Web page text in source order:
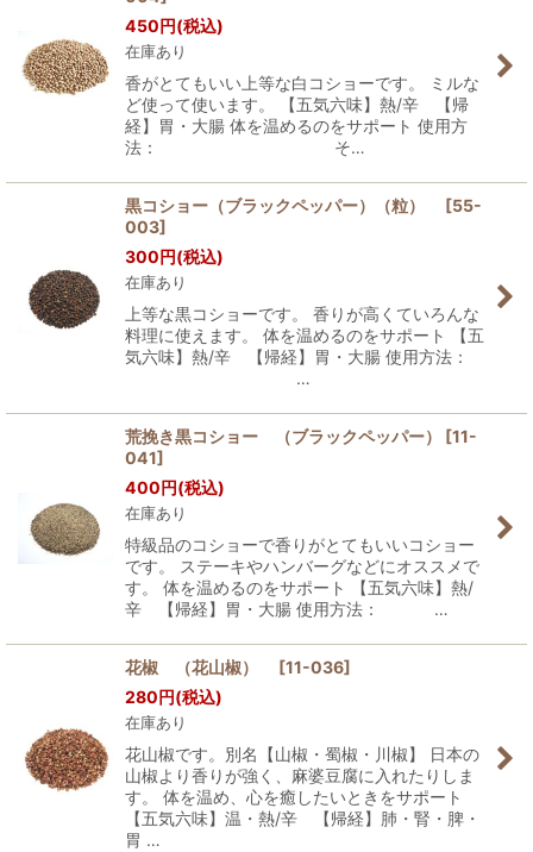
450円(税込)
在庫あり
香がとてもいい上等な白コショーです。 ミルな
ど使って使います。 【五気六味】熱/辛 【帰
経】胃・大腸 体を温めるのをサポート 使用方
法： そ…
黒コショー（ブラックペッパー）（粒） [55-
003]
300円(税込)
在庫あり
上等な黒コショーです。 香りが高くていろんな
料理に使えます。 体を温めるのをサポート 【五
気六味】熱/辛 【帰経】胃・大腸 使用方法：
…
荒挽き黒コショー （ブラックペッパー） [11-
041]
400円(税込)
在庫あり
特級品のコショーで香りがとてもいいコショー
です。 ステーキやハンバーグなどにオススメで
す。 体を温めるのをサポート 【五気六味】熱/
辛 【帰経】胃・大腸 使用方法： …
花椒 （花山椒） [11-036]
280円(税込)
在庫あり
花山椒です。別名【山椒・蜀椒・川椒】 日本の
山椒より香りが強く、麻婆豆腐に入れたりしま
す。 体を温め、心を癒したいときをサポート
【五気六味】温・熱/辛 【帰経】肺・腎・脾・
胃 …